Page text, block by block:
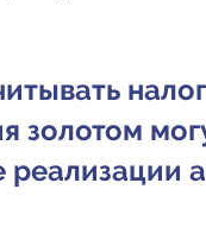
золотом
реализации